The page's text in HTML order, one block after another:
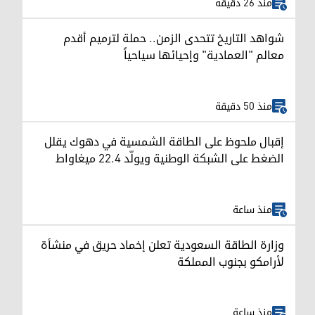
شواهد التاريخ تتحدى الزمن.. حملة لترميم أقدم
معالم "العمادية" وإحيائها سياحياً
منذ 50 دقيقة
إقبال ملحوظ على الطاقة الشمسية في دهوك يقلل
الضغط على الشبكة الوطنية ويولّد 22.4 ميغاواط
منذ ساعة
وزارة الطاقة السعودية تعلن إخماد حريق في منشأة
لأرامكو بجنوب المملكة